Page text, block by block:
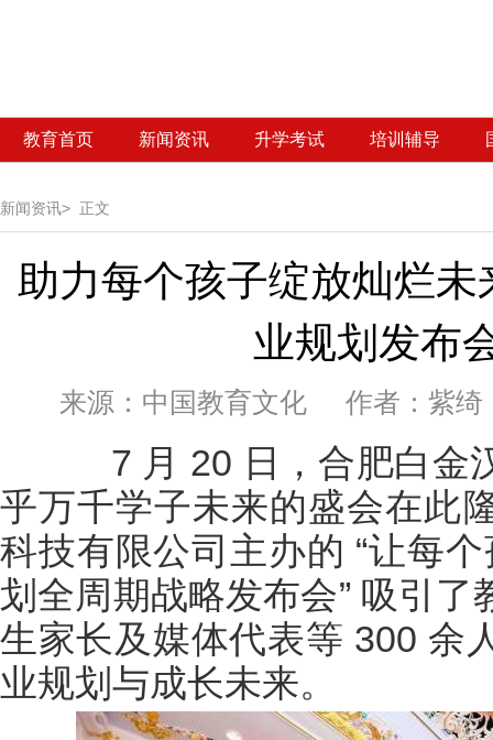
教育首页 新闻资讯 升学考试 培训辅导
新闻资讯> 正文
助力每个孩子绽放灿烂
业规划发布
来源： 中国教育文化 作者：紫
7 月 20 日，合肥白金
乎万千学子未来的盛会在此
科技有限公司主办的 “让每
划全周期战略发布会” 吸引
生家长及媒体代表等 300 余
业规划与成长未来。